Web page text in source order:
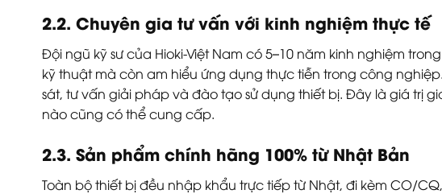
2.2. Chuyên gia tư vấn với kinh nghiệm thực tế
Đội ngũ kỹ sư của Hioki-Việt Nam có 5–10 năm kinh nghiệm
kỹ thuật mà còn am hiểu ứng dụng thực tiễn trong công
sát, tư vấn giải pháp và đào tạo sử dụng thiết bị. Đây là giá trị
nào cũng có thể cung cấp.
2.3. Sản phẩm chính hãng 100% từ Nhật Bản
Toàn bộ thiết bị đều nhập khẩu trực tiếp từ Nhật, đi kèm CO/